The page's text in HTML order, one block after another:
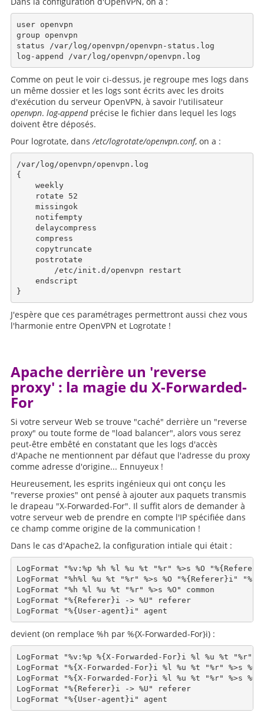
user openvpn
group openvpn
status /var/log/openvpn/openvpn-status.log
Comme on peut le voir ci-dessus, je regroupe mes logs dans
un même dossier et les logs sont écrits avec les droits
d'exécution du serveur OpenVPN, à savoir l'utilisateur
openvpn. log-appendprécise le fichier dans lequel les logs
doivent être déposés.
Pour logrotate, dans/etc/logrotate/openvpn.conf, on a :
/var/log/openvpn/openvpn.log
{
    weekly
    rotate 52
    missingok
    notifempty
    delaycompress
    compress
    copytruncate
    postrotate
        /etc/init.d/openvpn restart
    endscript
J'espère que ces paramétrages permettront aussi chez vous
l'harmonie entre OpenVPN et Logrotate !
Apache derrière un 'reverse
proxy' : la magie du X-Forwarded-
For
Si votre serveur Web se trouve "caché" derrière un "reverse
proxy" ou toute forme de "load balancer", alors vous serez
peut-être embêté en constatant que les logs d'accès
d'Apache ne mentionnent par défaut que l'adresse du proxy
comme adresse d'origine... Ennuyeux !
Heureusement, les esprits ingénieux qui ont conçu les
"reverse proxies" ont pensé à ajouter aux paquets transmis
le drapeau "X-Forwarded-For". Il suffit alors de demander à
votre serveur web de prendre en compte l'IP spécifiée dans
ce champ comme origine de la communication !
Dans le cas d'Apache2, la configuration intiale qui était :
LogFormat "%v:%p %h %l %u %t "%r" %>s %O
LogFormat "%h%l %u %t "%r" %>s %O "%{Referer}i"
LogFormat "%h %l %u %t "%r" %>s %O" common
LogFormat "%{Referer}i -> %U" referer
devient (on remplace %h par %{X-Forwarded-For}i) :
LogFormat "%v:%p %{X-Forwarded-For}i %l %u %t
LogFormat "%{X-Forwarded-For}i %l %u %t "%r" %>s
LogFormat "%{X-Forwarded-For}i %l %u %t "%r" %>s %O"
LogFormat "%{Referer}i -> %U" referer